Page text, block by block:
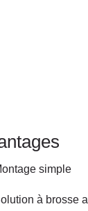
simple
à brosse